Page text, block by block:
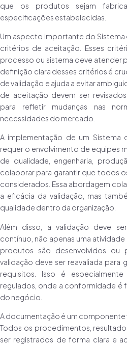
que os produtos sejam
especificações estabelecidas.
Um aspecto importante do Sistema
critérios de aceitação. Esses
processo ou sistema deve atender
definição clara desses critérios é
de validação e ajuda a evitar
de aceitação devem ser
para refletir mudanças nas
necessidades do mercado.
A implementação de um Sistema
requer o envolvimento de equipes
de qualidade, engenharia,
colaborar para garantir que todos
considerados. Essa abordagem
a eficácia da validação, mas
qualidade dentro da organização.
Além disso, a validação deve
contínuo, não apenas uma
produtos são desenvolvidos ou
validação deve ser reavaliada para
requisitos. Isso é
regulados, onde a conformidade é
do negócio.
A documentação é um componente
Todos os procedimentos,
ser registrados de forma clara e